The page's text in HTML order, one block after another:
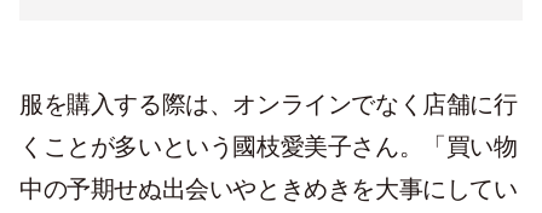
服を購入する際は、オンラインでなく店舗に行
くことが多いという國枝愛美子さん。「買い物
中の予期せぬ出会いやときめきを大事にしてい